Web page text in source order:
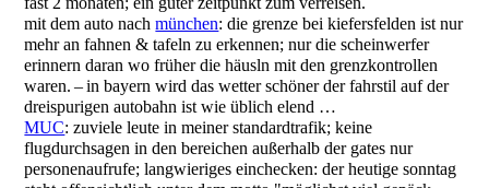
mit dem auto nachmünchen: die grenze bei kiefersfelden ist nur
mehr an fahnen & tafeln zu erkennen; nur die scheinwerfer
erinnern daran wo früher die häusln mit den grenzkontrollen
waren. – in bayern wird das wetter schöner der fahrstil auf der
dreispurigen autobahn ist wie üblich elend …
MUC: zuviele leute in meiner standardtrafik; keine
flugdurchsagen in den bereichen außerhalb der gates nur
personenaufrufe; langwieriges einchecken: der heutige sonntag